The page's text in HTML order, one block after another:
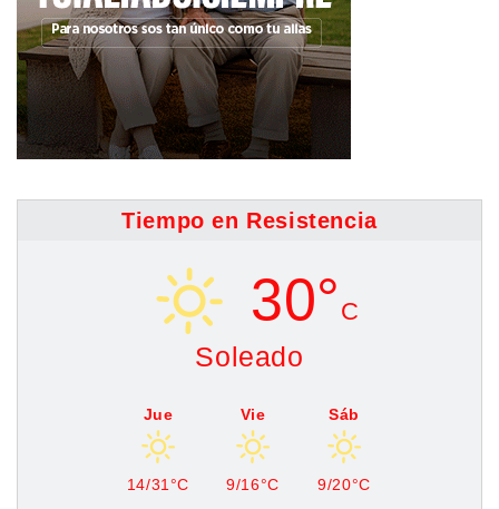
Tiempo en Resistencia
30° C
Soleado
Jue
14/31°C
Vie
9/16°C
Sáb
9/20°C